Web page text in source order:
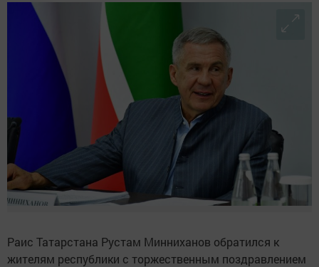
Раис Татарстана Рустам Минниханов обратился к
жителям республики с торжественным поздравлением